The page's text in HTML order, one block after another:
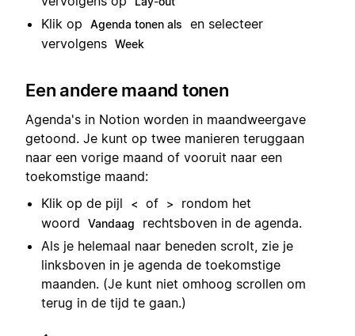
Klik op Agenda tonen als
en selecteer
vervolgens Week
Een andere maand tonen
Agenda's in Notion worden in maandweergave
getoond. Je kunt op twee manieren teruggaan
naar een vorige maand of vooruit naar een
toekomstige maand:
Klik op de pijl
< of >
rondom het
woord
Vandaag
rechtsboven in de agenda.
Als je helemaal naar beneden scrolt, zie je
linksboven in je agenda de toekomstige
maanden. (Je kunt niet omhoog scrollen om
terug in de tijd te gaan.)